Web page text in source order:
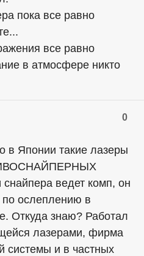
пока все равно
все равно
в атмосфере никто
0
в Японии такие лазеры
снайпера ведет комп, он
ослеплению в
Откуда знаю? Работал
лазерами, фирма
системы и в частных